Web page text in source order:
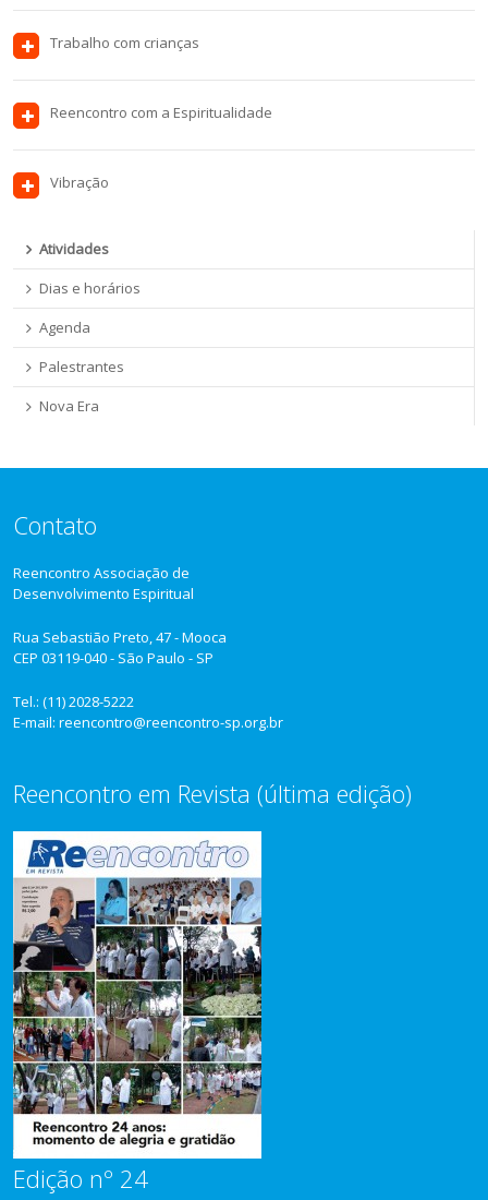
Trabalho com crianças
Reencontro com a Espiritualidade
Vibração
Atividades
Dias e horários
Agenda
Palestrantes
Nova Era
Contato
Reencontro Associação de
Desenvolvimento Espiritual
Rua Sebastião Preto, 47 - Mooca
CEP 03119-040 - São Paulo - SP
Tel.: (11) 2028-5222
E-mail: reencontro@reencontro-sp.org.br
Reencontro em Revista (última edição)
Edição nº 24